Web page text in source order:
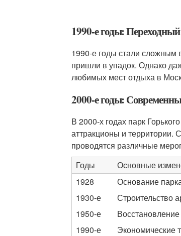
1990-е годы:
1990-е годы стали сложным
пришли в упадок. Однако
любимых мест отдыха в
2000-е годы:
В 2000-х годах парк
аттракционы и территории.
проводятся различные
Годы
Основные
1928
Основание
1930-е
Строительство
1950-е
1990-е
Экономические